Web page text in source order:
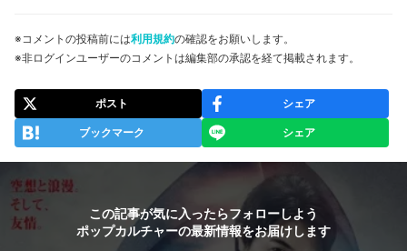
※コメントの投稿前には利用規約の確認をお願いします。
※非ログインユーザーのコメントは編集部の承認を経て掲載されます。
ポスト シェア
ブックマーク シェア
この記事が気に入ったらフォローしよう
ポップカルチャーの最新情報をお届けします